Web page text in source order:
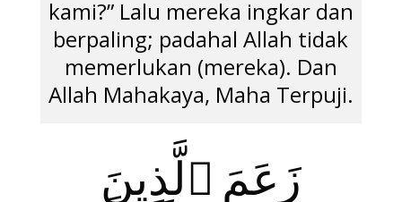
kami?” Lalu mereka ingkar dan
berpaling; padahal Allah tidak
memerlukan (mereka). Dan
Allah Mahakaya, Maha Terpuji.
زَعَمَ ٱلَّذِينَ